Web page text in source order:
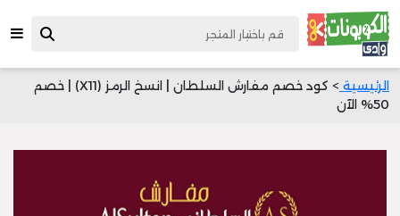
الرئيسية
> كود خصم مفارش السلطان | انسخ الرمز (X11) | خصم
50% الآن